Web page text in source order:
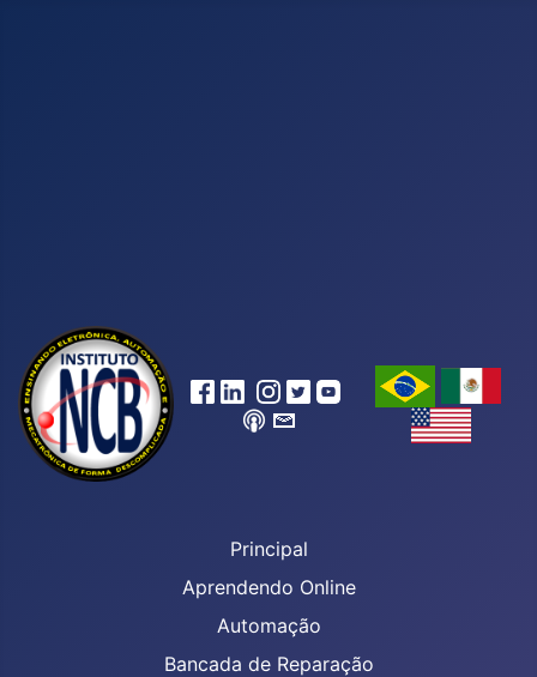
Principal
Aprendendo Online
Automação
Bancada de Reparação